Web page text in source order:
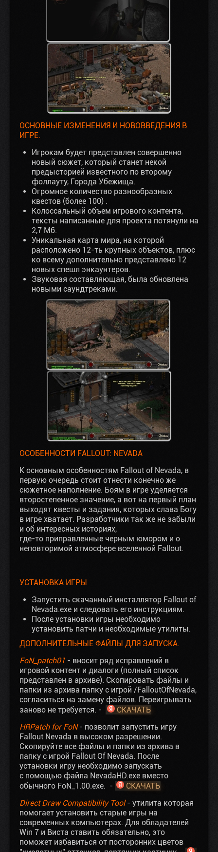
ОСНОВНЫЕ ИЗМЕНЕНИЯ И НОВОВВЕДЕНИЯ В
ИГРЕ.
Игрокам будет представлен совершенно
новый сюжет, который станет некой
предысторией известного по второму
фоллауту, Города Убежища.
Огромное количество разнообразных
квестов (более 100) .
Колоссальный объем игрового контента,
тексты написанные для проекта потянули на
2,7 Мб.
Уникальная карта мира, на которой
расположено 12-ть крупных объектов, плюс
ко всему дополнительно представлено 12
новых спешл энкаунтеров.
Звуковая составляющая, была обновлена
новыми саундтреками.
ОСОБЕННОСТИ FALLOUT: NEVADA
К основным особенностям Fallout of Nevada, в
первую очередь стоит отнести конечно же
сюжетное наполнение. Боям в игре уделяется
второстепенное значение, а вот на первый план
выходят квесты и задания, которых слава Богу
в игре хватает. Разработчики так же не забыли
и об интересных историях,
где-то приправленные черным юмором и о
неповторимой атмосфере вселенной Fallout.
УСТАНОВКА ИГРЫ
Запустить скачанный инсталлятор Fallout of
Nevada.exe и следовать его инструкциям.
После установки игры необходимо
установить патчи и необходимые утилиты.
ДОПОЛНИТЕЛЬНЫЕ ФАЙЛЫ ДЛЯ ЗАПУСКА.
FoN_patch01 - вносит ряд исправлений в
игровой контент и диалоги (полный список
представлен в архиве). Скопировать файлы и
папки из архива папку с игрой /FalloutOfNevada,
согласиться на замену файлов. Переигрывать
заново не требуется. -
СКАЧАТЬ
HRPatch for FoN- позволит запустить игру
Fallout Nevada в высоком разрешении.
Скопируйте все файлы и папки из архива в
папку с игрой Fallout Of Nevada. После
установки игру необходимо запускать
с помощью файла NevadaHD.exe вместо
обычного FoN_1.00.exe. -
СКАЧАТЬ
Direct Draw Compatibility Tool- утилита которая
помогает установить старые игры на
современных компьютерах. Для обладателей
Win 7 и Виста ставить обязательно, это
поможет избавиться от посторонних цветов